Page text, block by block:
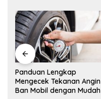
Panduan Lengkap
Mengecek Tekanan Angin
Ban Mobil dengan Mudah